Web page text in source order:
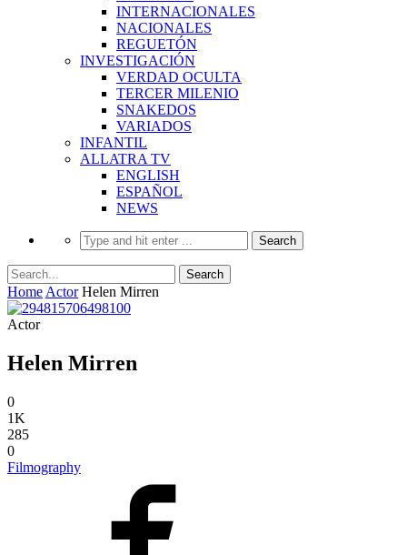
INTERNACIONALES
NACIONALES
REGUETÓN
INVESTIGACIÓN
VERDAD OCULTA
TERCER MILENIO
SNAKEDOS
VARIADOS
INFANTIL
ALLATRA TV
ENGLISH
ESPAÑOL
NEWS
Home Actor Helen Mirren
Actor
Helen Mirren
0
1K
285
0
Filmography